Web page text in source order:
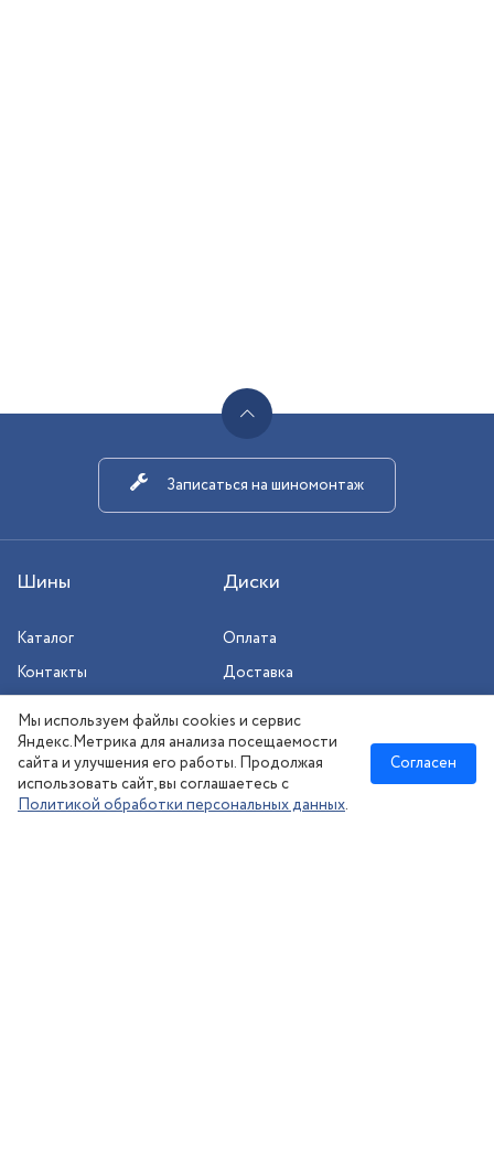
Шины Диски
Каталог
Контакты
Оплата
Доставка
Сезонное хранение
Записаться на шиномонтаж
Новосибирск:
Мы используем файлы cookies и сервис
Яндекс.Метрика для анализа посещаемости
сайта и улучшения его работы. Продолжая
использовать сайт, вы соглашаетесь с
Политикой обработки персональных данных.
Согласен